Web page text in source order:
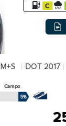
M+S DOT 2017
Campo
5%